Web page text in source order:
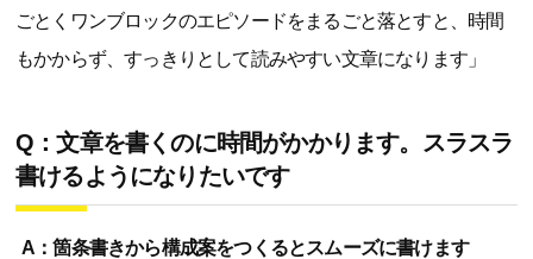
ごとくワンブロックのエピソードをまるごと落とすと、時間
もかからず、すっきりとして読みやすい文章になります」
Q：文章を書くのに時間がかかります。スラスラ
書けるようになりたいです
A：箇条書きから構成案をつくるとスムーズに書けます